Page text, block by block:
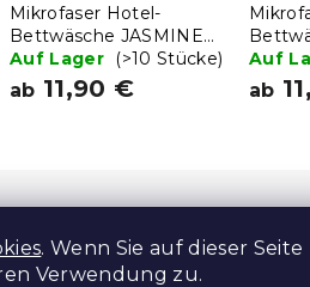
. Wenn Sie auf dieser Seite
Verwendung zu.
Mikrofaser Hotel-
Bettwäsche JASMINE
champagner - Streifen 2
cm
Auf Lager (>10 Stücke)
ab 11,90 €
weiß -
Auf
ab